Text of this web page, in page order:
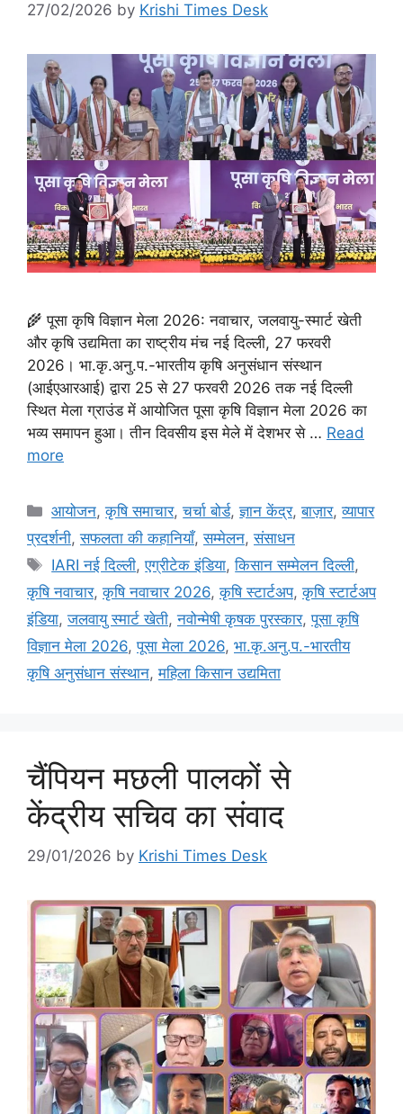
27/02/2026 by Krishi Times Desk
🌾 पूसा कृषि विज्ञान मेला 2026: नवाचार, जलवायु-स्मार्ट खेती
और कृषि उद्यमिता का राष्ट्रीय मंच नई दिल्ली, 27 फरवरी
2026। भा.कृ.अनु.प.-भारतीय कृषि अनुसंधान संस्थान
(आईएआरआई) द्वारा 25 से 27 फरवरी 2026 तक नई दिल्ली
स्थित मेला ग्राउंड में आयोजित पूसा कृषि विज्ञान मेला 2026 का
भव्य समापन हुआ। तीन दिवसीय इस मेले में देशभर से … Read
more
आयोजन,कृषि समाचार,चर्चा बोर्ड,ज्ञान केंद्र,बाज़ार,व्यापार
प्रदर्शनी,सफलता की कहानियाँ,सम्मेलन,संसाधन
IARI नई दिल्ली,एग्रीटेक इंडिया,किसान सम्मेलन दिल्ली,
कृषि नवाचार,कृषि नवाचार 2026,कृषि स्टार्टअप,कृषि स्टार्टअप
इंडिया,जलवायु स्मार्ट खेती,नवोन्मेषी कृषक पुरस्कार,पूसा कृषि
विज्ञान मेला 2026,पूसा मेला 2026, भा.कृ.अनु.प.-भारतीय
कृषि अनुसंधान संस्थान,महिला किसान उद्यमिता
चैंपियन मछली पालकों से
केंद्रीय सचिव का संवाद
29/01/2026 by Krishi Times Desk